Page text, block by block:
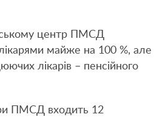
центр ПМСД
майже на 100 %, але
лікарів – пенсійного
ПМСД входить 12